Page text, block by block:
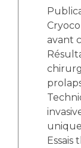
avant
Essais